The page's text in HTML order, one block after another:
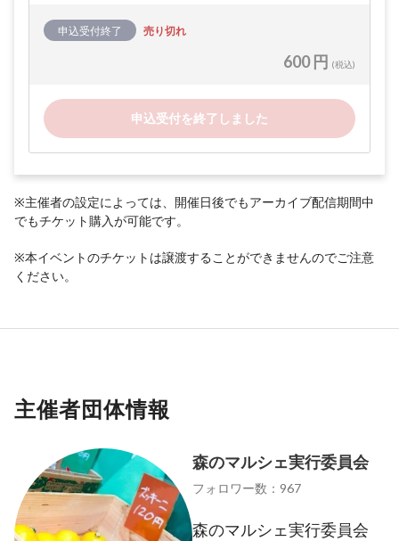
申込受付終了 売り切れ
600 円 (税込)
申込受付を終了しました
※主催者の設定によっては、開催日後でもアーカイブ配信期間中
でもチケット購入が可能です。
※本イベントのチケットは譲渡することができませんのでご注意
ください。
主催者団体情報
森のマルシェ実行委員会
フォロワー数：967
森のマルシェ実行委員会